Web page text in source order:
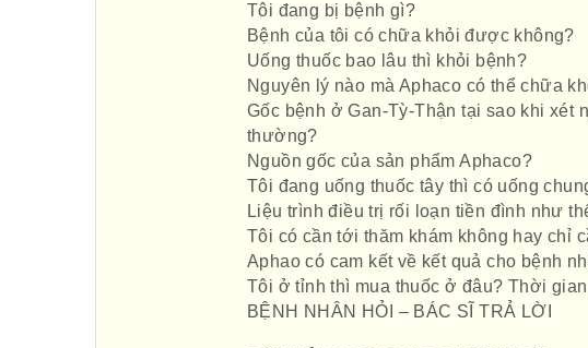
Tôi đang bị bệnh gì?
Bệnh của tôi có chữa khỏi được không?
Uống thuốc bao lâu thì khỏi bệnh?
Nguyên lý nào mà Aphaco có thể chữa
Gốc bệnh ở Gan-Tỳ-Thận tại sao khi xét
thường?
Nguồn gốc của sản phẩm Aphaco?
Tôi đang uống thuốc tây thì có uống
Liệu trình điều trị rối loạn tiền đình như
Tôi có cần tới thăm khám không hay chỉ
Aphao có cam kết về kết quả cho bệnh
Tôi ở tỉnh thì mua thuốc ở đâu? Thời
BỆNH NHÂN HỎI – BÁC SĨ TRẢ LỜI